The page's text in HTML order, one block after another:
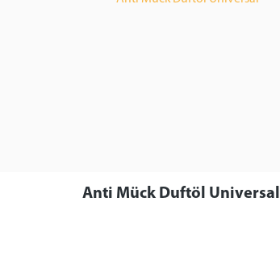
Anti Mück Duftöl Universal